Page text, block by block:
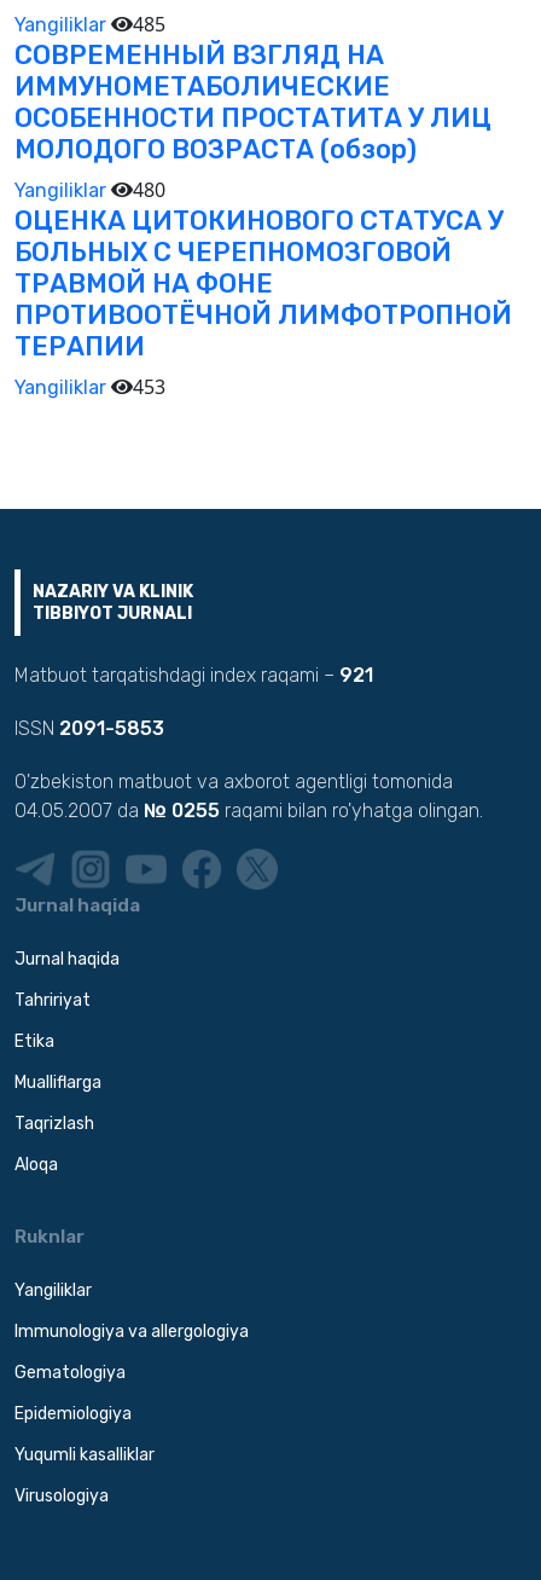
Yangiliklar 485
СОВРЕМЕННЫЙ ВЗГЛЯД НА
ИММУНОМЕТАБОЛИЧЕСКИЕ
ОСОБЕННОСТИ ПРОСТАТИТА У ЛИЦ
МОЛОДОГО ВОЗРАСТА (обзор)
Yangiliklar 480
ОЦЕНКА ЦИТОКИНОВОГО СТАТУСА У
БОЛЬНЫХ С ЧЕРЕПНОМОЗГОВОЙ
ТРАВМОЙ НА ФОНЕ
ПРОТИВООТЁЧНОЙ ЛИМФОТРОПНОЙ
ТЕРАПИИ
Yangiliklar 453
NAZARIY VA KLINIK
TIBBIYOT JURNALI
Matbuot tarqatishdagi index raqami – 921
ISSN 2091-5853
O'zbekiston matbuot va axborot agentligi tomonida
04.05.2007 da № 0255 raqami bilan ro'yhatga olingan.
Jurnal haqida
Jurnal haqida
Tahririyat
Etika
Mualliflarga
Taqrizlash
Aloqa
Ruknlar
Yangiliklar
Immunologiya va allergologiya
Gematologiya
Epidemiologiya
Yuqumli kasalliklar
Virusologiya